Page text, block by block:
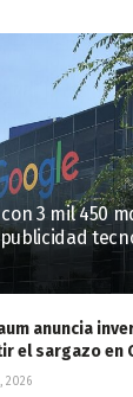
con 3 mil 450
anuncia
el sargazo en
2026